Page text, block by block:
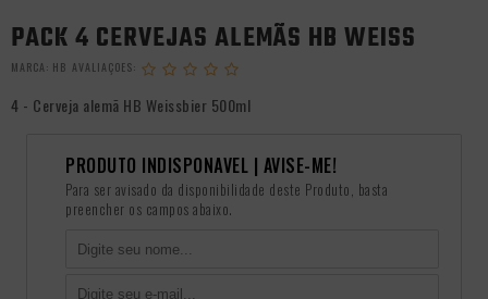
PACK 4 CERVEJAS ALEMÃS HB WEISS
MARCA: HB
4 - Cerveja alemã HB Weissbier 500ml
PRODUTO INDISPONÃ­VEL | AVISE-ME!
Para ser avisado da disponibilidade deste Produto, basta
preencher os campos abaixo.